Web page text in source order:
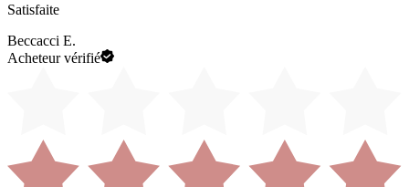
Satisfaite
Beccacci E.
Acheteur vérifié